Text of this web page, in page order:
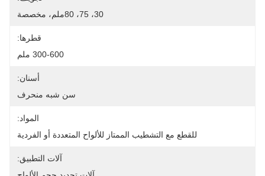
30، 75، 80ملم، مخصصة
قطرها:
300-600 ملم
أسنان:
سن شبه منحرف
المواد:
للقطع مع التشطيب الممتاز للألواح المتعددة أو الفردية
آلات التطبيق: